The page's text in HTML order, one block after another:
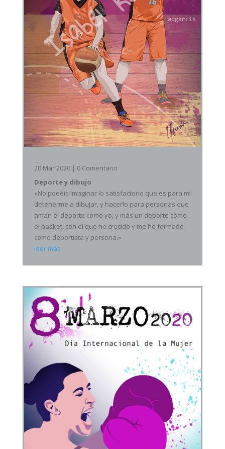
20 Mar 2020| 0 Comentario
Deporte y dibujo
«No podéis imaginar lo satisfactorio que es para mi
detenerme a dibujar, y hacerlo para personas que
aman el deporte como yo, y más un deporte como
el basket, con el que he crecido y me he formado
como deportista y persona.»
leer más